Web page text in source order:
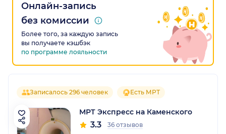
Онлайн-запись
без комиссии
Более того, за каждую запись
вы получаете кэшбэк
по программе лояльности
Записалось 296 человек Есть МРТ
МРТ Экспресс на Каменского
3.3 36 отзывов